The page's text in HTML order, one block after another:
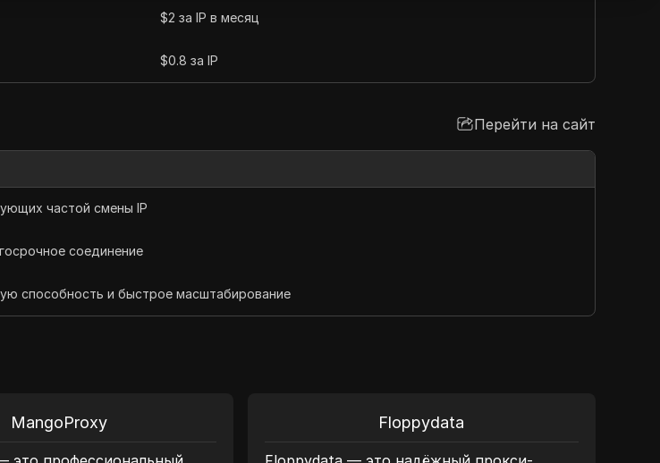
$2 за IP в месяц
$0.8 за IP
Перейти на сайт
частой смены IP
соединение
способность и быстрое масштабирование
MangoProxy Floppydata